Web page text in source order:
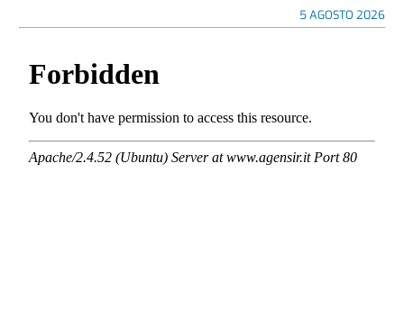
5 AGOSTO 2026